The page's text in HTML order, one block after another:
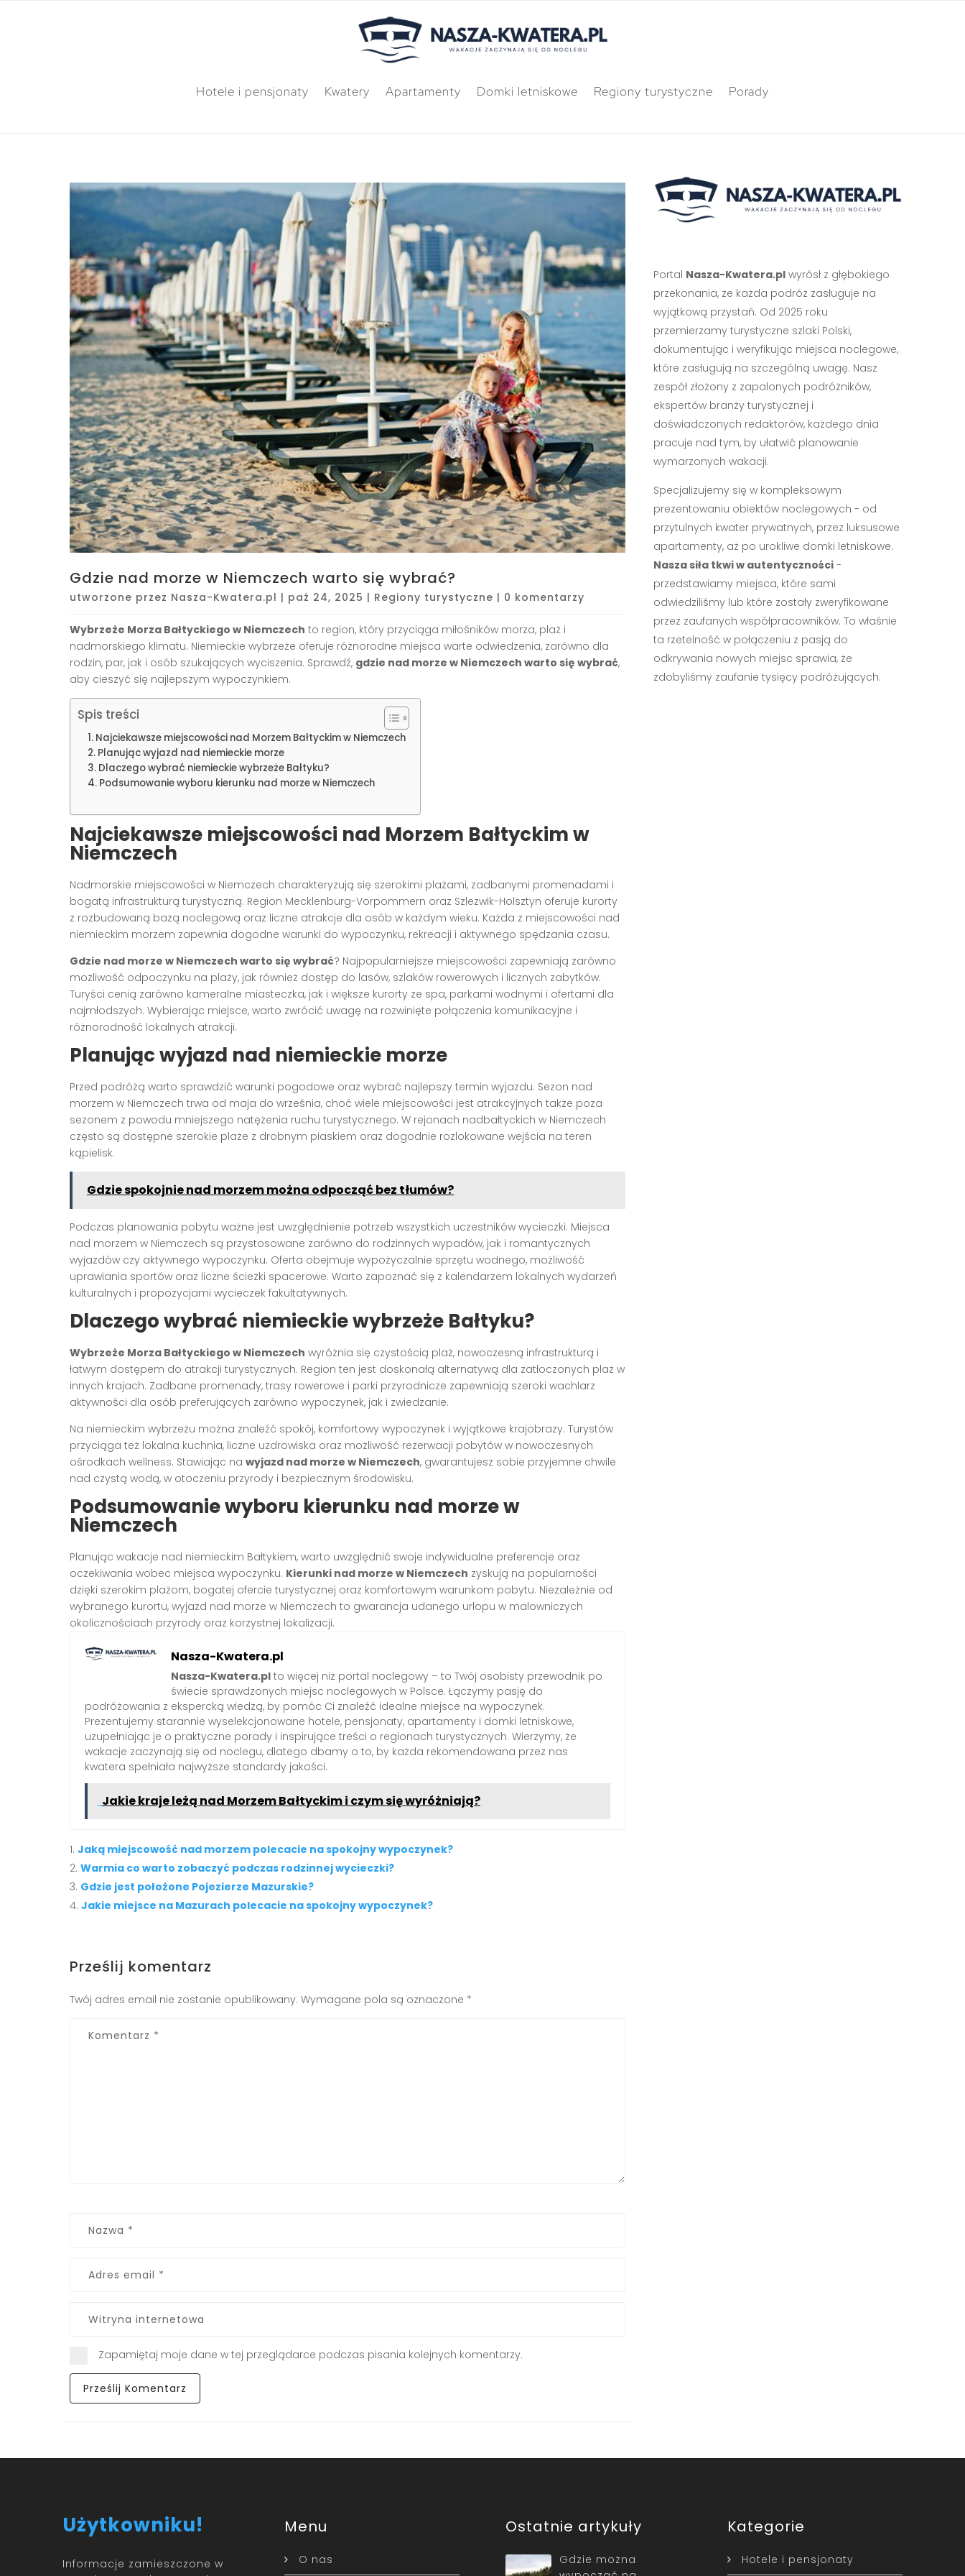
Hotele i pensjonaty Kwatery Apartamenty Domki letniskowe Regiony turystyczne Porady
Gdzie nad morze w Niemczech warto się wybrać?
utworzone przez Nasza-Kwatera.pl | paź 24, 2025 | Regiony turystyczne | 0 komentarzy
Wybrzeże Morza Bałtyckiego w Niemczech to region, który przyciąga miłośników morza, plaż i
nadmorskiego klimatu. Niemieckie wybrzeże oferuje różnorodne miejsca warte odwiedzenia, zarówno dla
rodzin, par, jak i osób szukających wyciszenia. Sprawdź, gdzie nad morze w Niemczech warto się wybrać,
aby cieszyć się najlepszym wypoczynkiem.
Spis treści
Najciekawsze miejscowości nad Morzem Bałtyckim w Niemczech
Planując wyjazd nad niemieckie morze
Dlaczego wybrać niemieckie wybrzeże Bałtyku?
Podsumowanie wyboru kierunku nad morze w Niemczech
Najciekawsze miejscowości nad Morzem Bałtyckim w
Niemczech
Nadmorskie miejscowości w Niemczech charakteryzują się szerokimi plażami, zadbanymi promenadami i
bogatą infrastrukturą turystyczną. Region Mecklenburg-Vorpommern oraz Szlezwik-Holsztyn oferuje kurorty
z rozbudowaną bazą noclegową oraz liczne atrakcje dla osób w każdym wieku. Każda z miejscowości nad
niemieckim morzem zapewnia dogodne warunki do wypoczynku, rekreacji i aktywnego spędzania czasu.
Gdzie nad morze w Niemczech warto się wybrać? Najpopularniejsze miejscowości zapewniają zarówno
możliwość odpoczynku na plaży, jak również dostęp do lasów, szlaków rowerowych i licznych zabytków.
Turyści cenią zarówno kameralne miasteczka, jak i większe kurorty ze spa, parkami wodnymi i ofertami dla
najmłodszych. Wybierając miejsce, warto zwrócić uwagę na rozwinięte połączenia komunikacyjne i
różnorodność lokalnych atrakcji.
Planując wyjazd nad niemieckie morze
Przed podróżą warto sprawdzić warunki pogodowe oraz wybrać najlepszy termin wyjazdu. Sezon nad
morzem w Niemczech trwa od maja do września, choć wiele miejscowości jest atrakcyjnych także poza
sezonem z powodu mniejszego natężenia ruchu turystycznego. W rejonach nadbałtyckich w Niemczech
często są dostępne szerokie plaże z drobnym piaskiem oraz dogodnie rozlokowane wejścia na teren
kąpielisk.
Gdzie spokojnie nad morzem można odpocząć bez tłumów?
Podczas planowania pobytu ważne jest uwzględnienie potrzeb wszystkich uczestników wycieczki. Miejsca
nad morzem w Niemczech są przystosowane zarówno do rodzinnych wypadów, jak i romantycznych
wyjazdów czy aktywnego wypoczynku. Oferta obejmuje wypożyczalnie sprzętu wodnego, możliwość
uprawiania sportów oraz liczne ścieżki spacerowe. Warto zapoznać się z kalendarzem lokalnych wydarzeń
kulturalnych i propozycjami wycieczek fakultatywnych.
Dlaczego wybrać niemieckie wybrzeże Bałtyku?
Wybrzeże Morza Bałtyckiego w Niemczech wyróżnia się czystością plaż, nowoczesną infrastrukturą i
łatwym dostępem do atrakcji turystycznych. Region ten jest doskonałą alternatywą dla zatłoczonych plaż w
innych krajach. Zadbane promenady, trasy rowerowe i parki przyrodnicze zapewniają szeroki wachlarz
aktywności dla osób preferujących zarówno wypoczynek, jak i zwiedzanie.
Na niemieckim wybrzeżu można znaleźć spokój, komfortowy wypoczynek i wyjątkowe krajobrazy. Turystów
przyciąga też lokalna kuchnia, liczne uzdrowiska oraz możliwość rezerwacji pobytów w nowoczesnych
ośrodkach wellness. Stawiając na wyjazd nad morze w Niemczech, gwarantujesz sobie przyjemne chwile
nad czystą wodą, w otoczeniu przyrody i bezpiecznym środowisku.
Podsumowanie wyboru kierunku nad morze w
Niemczech
Planując wakacje nad niemieckim Bałtykiem, warto uwzględnić swoje indywidualne preferencje oraz
oczekiwania wobec miejsca wypoczynku. Kierunki nad morze w Niemczech zyskują na popularności
dzięki szerokim plażom, bogatej ofercie turystycznej oraz komfortowym warunkom pobytu. Niezależnie od
wybranego kurortu, wyjazd nad morze w Niemczech to gwarancja udanego urlopu w malowniczych
okolicznościach przyrody oraz korzystnej lokalizacji.
Nasza-Kwatera.pl
Nasza-Kwatera.pl to więcej niż portal noclegowy – to Twój osobisty przewodnik po
świecie sprawdzonych miejsc noclegowych w Polsce. Łączymy pasję do
podróżowania z ekspercką wiedzą, by pomóc Ci znaleźć idealne miejsce na wypoczynek.
Prezentujemy starannie wyselekcjonowane hotele, pensjonaty, apartamenty i domki letniskowe,
uzupełniając je o praktyczne porady i inspirujące treści o regionach turystycznych. Wierzymy, że
wakacje zaczynają się od noclegu, dlatego dbamy o to, by każda rekomendowana przez nas
kwatera spełniała najwyższe standardy jakości.
Jakie kraje leżą nad Morzem Bałtyckim i czym się wyróżniają?
Jaką miejscowość nad morzem polecacie na spokojny wypoczynek?
Warmia co warto zobaczyć podczas rodzinnej wycieczki?
Gdzie jest położone Pojezierze Mazurskie?
Jakie miejsce na Mazurach polecacie na spokojny wypoczynek?
Prześlij komentarz
Twój adres email nie zostanie opublikowany. Wymagane pola są oznaczone *
Zapamiętaj moje dane w tej przeglądarce podczas pisania kolejnych komentarzy.
Portal Nasza-Kwatera.plwyrósł z głębokiego
przekonania, że każda podróż zasługuje na
wyjątkową przystań. Od 2025 roku
przemierzamy turystyczne szlaki Polski,
dokumentując i weryfikując miejsca noclegowe,
które zasługują na szczególną uwagę. Nasz
zespół złożony z zapalonych podróżników,
ekspertów branży turystycznej i
doświadczonych redaktorów, każdego dnia
pracuje nad tym, by ułatwić planowanie
wymarzonych wakacji.
Specjalizujemy się w kompleksowym
prezentowaniu obiektów noclegowych - od
przytulnych kwater prywatnych, przez luksusowe
apartamenty, aż po urokliwe domki letniskowe.
Nasza siła tkwi w autentyczności-
przedstawiamy miejsca, które sami
odwiedziliśmy lub które zostały zweryfikowane
przez zaufanych współpracowników. To właśnie
ta rzetelność w połączeniu z pasją do
odkrywania nowych miejsc sprawia, że
zdobyliśmy zaufanie tysięcy podróżujących.
Użytkowniku!
Informacje zamieszczone w
Menu
O nas
Ostatnie artykuły
Gdzie można
Kategorie
Hotele i pensjonaty